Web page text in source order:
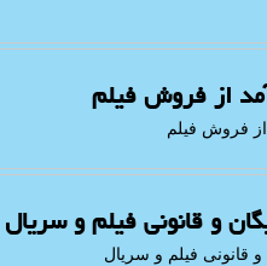
از فروش فیلم
فروش فیلم
و قانونی فیلم و سریال
و قانونی فیلم و سریال